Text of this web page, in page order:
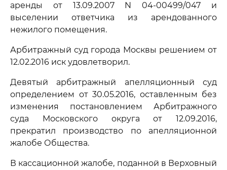
аренды от 13.09.2007 N 04-00499/047 и
выселении ответчика из арендованного
нежилого помещения.
Арбитражный суд города Москвы решением от
12.02.2016 иск удовлетворил.
Девятый арбитражный апелляционный суд
определением от 30.05.2016, оставленным без
изменения постановлением Арбитражного
суда Московского округа от 12.09.2016,
прекратил производство по апелляционной
жалобе Общества.
В кассационной жалобе, поданной в Верховный